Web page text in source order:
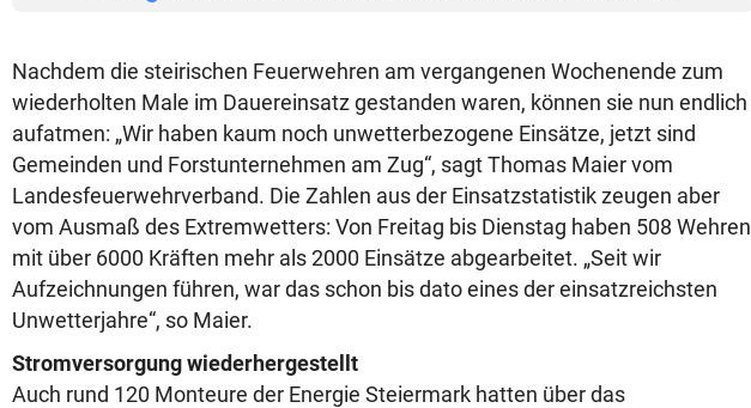
Nachdem die steirischen Feuerwehren am vergangenen Wochenende zum
wiederholten Male im Dauereinsatz gestanden waren, können sie nun endlich
aufatmen: „Wir haben kaum noch unwetterbezogene Einsätze, jetzt sind
Gemeinden und Forstunternehmen am Zug“, sagt Thomas Maier vom
Landesfeuerwehrverband. Die Zahlen aus der Einsatzstatistik zeugen aber
vom Ausmaß des Extremwetters: Von Freitag bis Dienstag haben 508 Wehren
mit über 6000 Kräften mehr als 2000 Einsätze abgearbeitet. „Seit wir
Aufzeichnungen führen, war das schon bis dato eines der einsatzreichsten
Unwetterjahre“, so Maier.
Stromversorgung wiederhergestellt
Auch rund 120 Monteure der Energie Steiermark hatten über das